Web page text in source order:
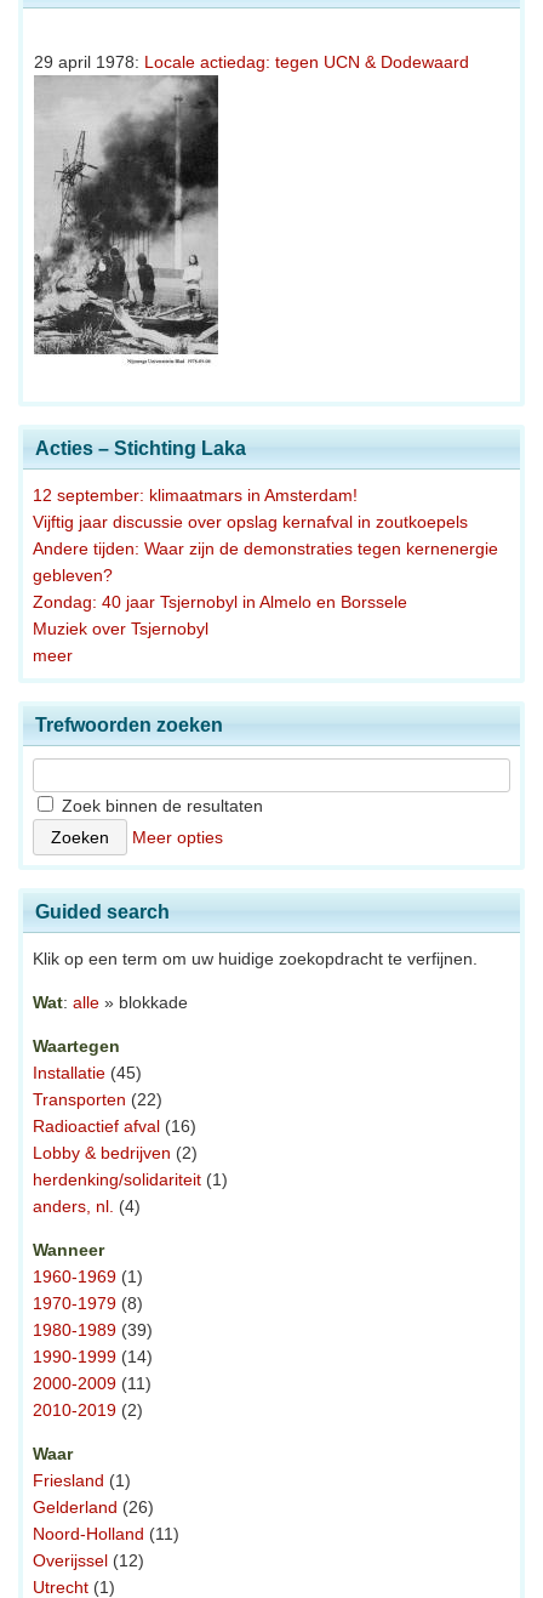
29 april 1978: Locale actiedag: tegen UCN & Dodewaard
Acties – Stichting Laka
12 september: klimaatmars in Amsterdam!
Vijftig jaar discussie over opslag kernafval in zoutkoepels
Andere tijden: Waar zijn de demonstraties tegen kernenergie
gebleven?
Zondag: 40 jaar Tsjernobyl in Almelo en Borssele
Muziek over Tsjernobyl
meer
Trefwoorden zoeken
Zoek binnen de resultaten
Meer opties
Guided search
Klik op een term om uw huidige zoekopdracht te verfijnen.
Wat: alle » blokkade
Waartegen
Installatie (45)
Transporten (22)
Radioactief afval (16)
Lobby & bedrijven (2)
herdenking/solidariteit (1)
anders, nl. (4)
Wanneer
1960-1969 (1)
1970-1979 (8)
1980-1989 (39)
1990-1999 (14)
2000-2009 (11)
2010-2019 (2)
Waar
Friesland (1)
Gelderland (26)
Noord-Holland (11)
Overijssel (12)
Utrecht (1)